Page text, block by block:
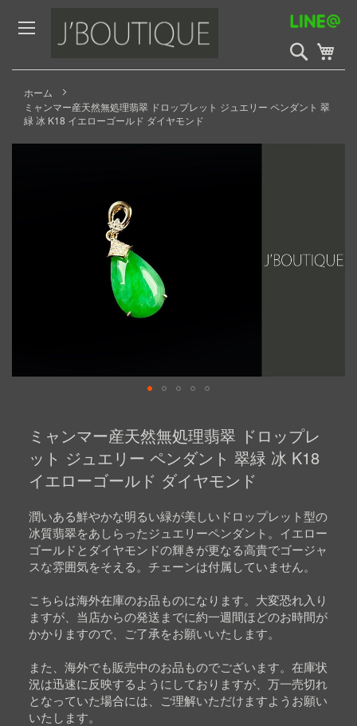
to
Content
検
索
開
ホーム
ミャンマー産天然無処理翡翠 ドロップレット ジュエリー ペンダント 翠
緑 冰 K18 イエローゴールド ダイヤモンド
Skip
beginning
images
ミャンマー産天然無処理翡翠 ドロップレ
ット ジュエリー ペンダント 翠緑 冰 K18
イエローゴールド ダイヤモンド
潤いある鮮やかな明るい緑が美しいドロップレット型の
冰質翡翠をあしらったジュエリーペンダント。イエロー
ゴールドとダイヤモンドの輝きが更なる高貴でゴージャ
スな雰囲気をそえる。チェーンは付属していません。
こちらは海外在庫のお品ものになります。大変恐れ入り
ますが、当店からの発送までに約一週間ほどのお時間が
かかりますので、ご了承をお願いいたします。
また、海外でも販売中のお品ものでございます。在庫状
況は迅速に反映するようにしておりますが、万一売切れ
となっていた場合には、ご理解いただけますようお願い
いたします。